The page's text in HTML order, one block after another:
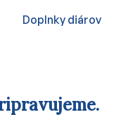
Doplnky diárov